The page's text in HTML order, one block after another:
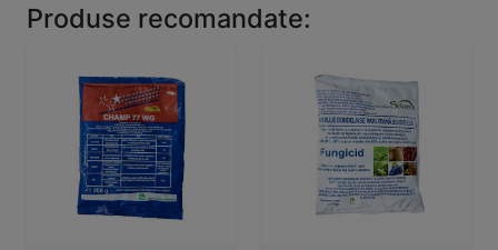
Produse recomandate: